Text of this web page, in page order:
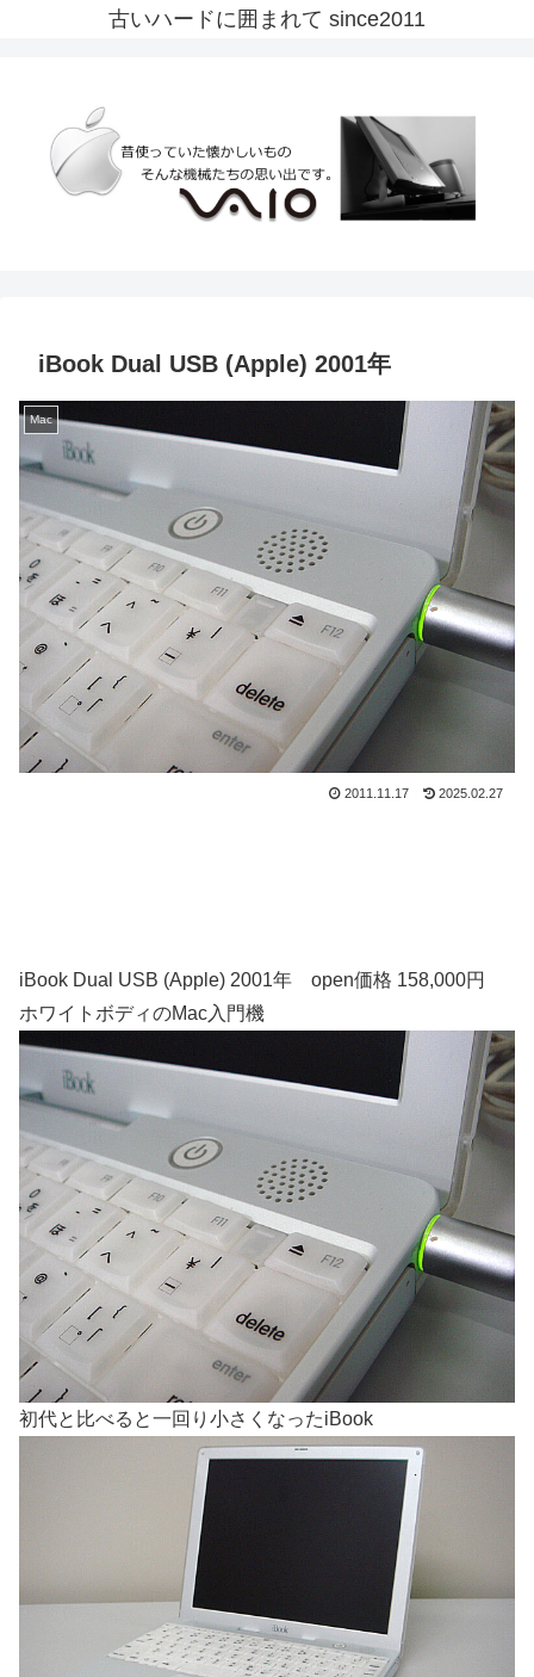
古いハードに囲まれて since2011
iBook Dual USB (Apple) 2001年
Mac
2011.11.17 2025.02.27
iBook Dual USB (Apple) 2001年 open価格 158,000円
ホワイトボディのMac入門機
初代と比べると一回り小さくなったiBook